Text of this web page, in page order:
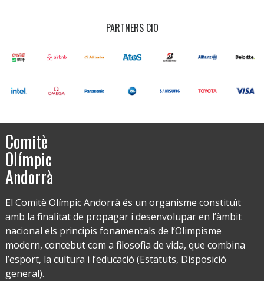
PARTNERS CIO
Comitè
Olímpic
Andorrà
El Comitè Olímpic Andorrà és un organisme constituït
amb la finalitat de propagar i desenvolupar en l’àmbit
nacional els principis fonamentals de l’Olimpisme
modern, concebut com a filosofia de vida, que combina
l’esport, la cultura i l’educació (Estatuts, Disposició
general).